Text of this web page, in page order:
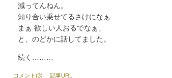
減ってんねん。
知り合い乗せてるさけになぁ
まぁ 欲しい人おるでなぁ」
と、のどかに話してました。
続く………
コメント(3) 記事URL